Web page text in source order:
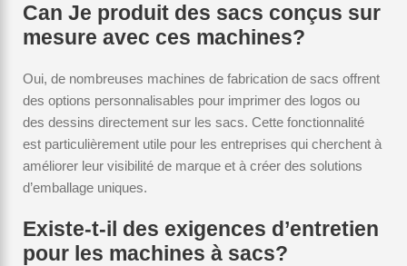
Can Je produit des sacs conçus sur
mesure avec ces machines?
Oui, de nombreuses machines de fabrication de sacs offrent
des options personnalisables pour imprimer des logos ou
des dessins directement sur les sacs. Cette fonctionnalité
est particulièrement utile pour les entreprises qui cherchent à
améliorer leur visibilité de marque et à créer des solutions
d’emballage uniques.
Existe-t-il des exigences d’entretien
pour les machines à sacs?